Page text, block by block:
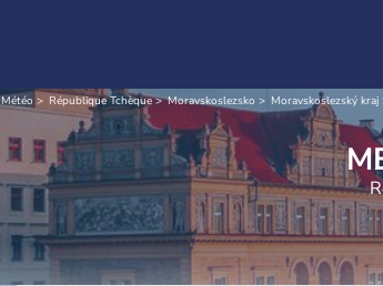
Météo République Tchèque Moravskoslezsko Moravskoslezský kraj